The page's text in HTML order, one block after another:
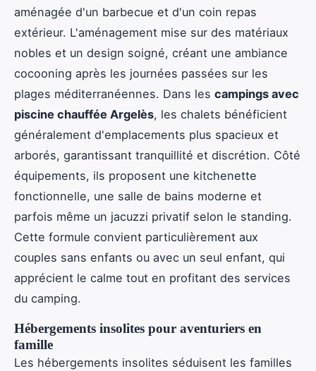
aménagée d'un barbecue et d'un coin repas
extérieur. L'aménagement mise sur des matériaux
nobles et un design soigné, créant une ambiance
cocooning après les journées passées sur les
plages méditerranéennes. Dans les campings avec
piscine chauffée Argelès, les chalets bénéficient
généralement d'emplacements plus spacieux et
arborés, garantissant tranquillité et discrétion. Côté
équipements, ils proposent une kitchenette
fonctionnelle, une salle de bains moderne et
parfois même un jacuzzi privatif selon le standing.
Cette formule convient particulièrement aux
couples sans enfants ou avec un seul enfant, qui
apprécient le calme tout en profitant des services
du camping.
Hébergements insolites pour aventuriers en
famille
Les hébergements insolites séduisent les familles